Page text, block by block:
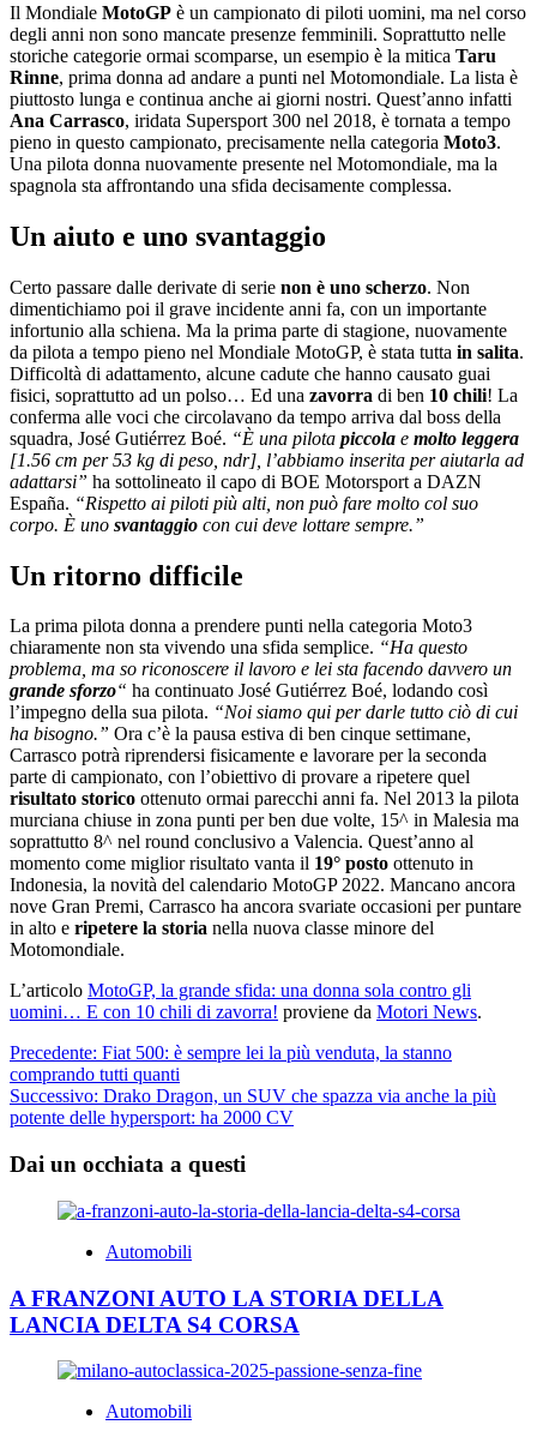
Il Mondiale MotoGP è un campionato di piloti uomini, ma nel corso
degli anni non sono mancate presenze femminili. Soprattutto nelle
storiche categorie ormai scomparse, un esempio è la mitica Taru
Rinne, prima donna ad andare a punti nel Motomondiale. La lista è
piuttosto lunga e continua anche ai giorni nostri. Quest’anno infatti
Ana Carrasco, iridata Supersport 300 nel 2018, è tornata a tempo
pieno in questo campionato, precisamente nella categoria Moto3.
Una pilota donna nuovamente presente nel Motomondiale, ma la
spagnola sta affrontando una sfida decisamente complessa.
Un aiuto e uno svantaggio
Certo passare dalle derivate di serie non è uno scherzo. Non
dimentichiamo poi il grave incidente anni fa, con un importante
infortunio alla schiena. Ma la prima parte di stagione, nuovamente
da pilota a tempo pieno nel Mondiale MotoGP, è stata tutta in salita.
Difficoltà di adattamento, alcune cadute che hanno causato guai
fisici, soprattutto ad un polso… Ed una zavorra di ben 10 chili! La
conferma alle voci che circolavano da tempo arriva dal boss della
squadra, José Gutiérrez Boé. “È una pilota piccola e molto leggera
[1.56 cm per 53 kg di peso, ndr], l’abbiamo inserita per aiutarla ad
adattarsi” ha sottolineato il capo di BOE Motorsport a DAZN
España. “Rispetto ai piloti più alti, non può fare molto col suo
corpo. È uno svantaggio con cui deve lottare sempre.”
Un ritorno difficile
La prima pilota donna a prendere punti nella categoria Moto3
chiaramente non sta vivendo una sfida semplice. “Ha questo
problema, ma so riconoscere il lavoro e lei sta facendo davvero un
grande sforzo“ ha continuato José Gutiérrez Boé, lodando così
l’impegno della sua pilota. “Noi siamo qui per darle tutto ciò di cui
ha bisogno.” Ora c’è la pausa estiva di ben cinque settimane,
Carrasco potrà riprendersi fisicamente e lavorare per la seconda
parte di campionato, con l’obiettivo di provare a ripetere quel
risultato storico ottenuto ormai parecchi anni fa. Nel 2013 la pilota
murciana chiuse in zona punti per ben due volte, 15^ in Malesia ma
soprattutto 8^ nel round conclusivo a Valencia. Quest’anno al
momento come miglior risultato vanta il 19° posto ottenuto in
Indonesia, la novità del calendario MotoGP 2022. Mancano ancora
nove Gran Premi, Carrasco ha ancora svariate occasioni per puntare
in alto e ripetere la storia nella nuova classe minore del
Motomondiale.
L’articolo MotoGP, la grande sfida: una donna sola contro gli
uomini… E con 10 chili di zavorra! proviene da Motori News.
Navigazione
articolo
Precedente: Fiat 500: è sempre lei la più venduta, la stanno
comprando tutti quanti
Successivo: Drako Dragon, un SUV che spazza via anche la più
potente delle hypersport: ha 2000 CV
Dai un occhiata a questi
Automobili
A FRANZONI AUTO LA STORIA DELLA
LANCIA DELTA S4 CORSA
Automobili